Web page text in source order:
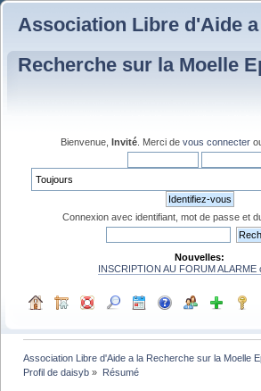
Association Libre d'Aide
Recherche sur la Moelle
Bienvenue, Invité . Merci de vous connecter
Connexion avec identifiant, mot de passe et
Nouvelles:
INSCRIPTION AU FORUM ALARME
Association Libre d'Aide a la Recherche sur la Moelle
Profil de daisyb » Résumé